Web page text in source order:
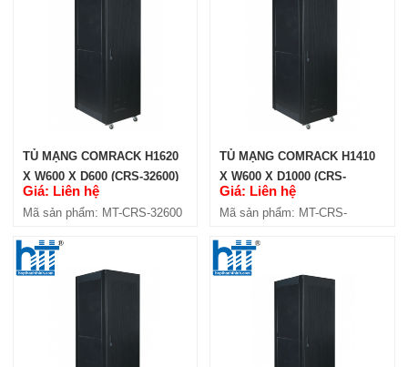
TỦ MẠNG COMRACK H1620
X W600 X D600 (CRS-32600)
Giá: Liên hệ
Mã sản phẩm: MT-CRS-32600
TỦ MẠNG COMRACK H1410
X W600 X D1000 (CRS-
271000)
Giá: Liên hệ
Mã sản phẩm: MT-CRS-